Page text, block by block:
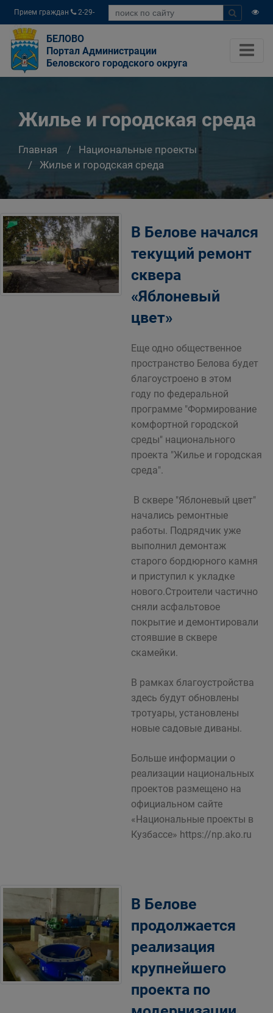
Прием граждан
2-29-
04
БЕЛОВО
Портал Администрации
Беловского городского округа
Жилье и городская среда
Главная
Национальные проекты
Жилье и городская среда
В Белове начался
текущий ремонт
сквера
«Яблоневый
цвет»
Еще одно общественное
пространство Белова будет
благоустроено в этом
году по федеральной
программе "Формирование
комфортной городской
среды" национального
проекта "Жилье и городская
среда".
В сквере "Яблоневый цвет"
начались ремонтные
работы. Подрядчик уже
выполнил демонтаж
старого бордюрного камня
и приступил к укладке
нового.Строители частично
сняли асфальтовое
покрытие и демонтировали
стоявшие в сквере
скамейки.
В рамках благоустройства
здесь будут обновлены
тротуары, установлены
новые садовые диваны.
Больше информации о
реализации национальных
проектов размещено на
официальном сайте
«Национальные проекты в
Кузбассе» https://np.ako.ru
В Белове
продолжается
реализация
крупнейшего
проекта по